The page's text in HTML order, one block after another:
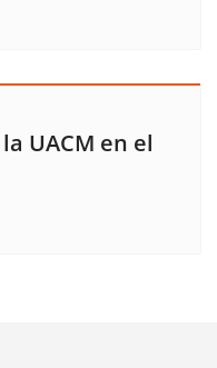
UACM en el